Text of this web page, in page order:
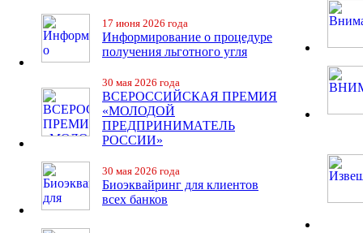
17 июня 2026 года
Информирование о процедуре
получения льготного угля
30 мая 2026 года
ВСЕРОССИЙСКАЯ ПРЕМИЯ
«МОЛОДОЙ
ПРЕДПРИНИМАТЕЛЬ
РОССИИ»
30 мая 2026 года
Биоэквайринг для клиентов
всех банков